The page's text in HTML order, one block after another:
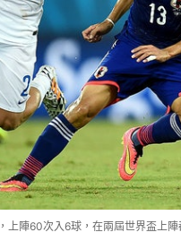
上陣60次入6球，在兩屆世界盃上陣